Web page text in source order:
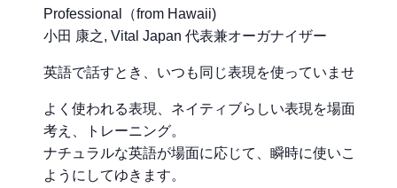
Professional（from Hawaii)
小田 康之, Vital Japan 代表兼オーガナイザー
英語で話すとき、いつも同じ表現を使っていませんか？
よく使われる表現、ネイティブらしい表現を場面ごとに
考え、トレーニング。
ナチュラルな英語が場面に応じて、瞬時に使いこなせる
ようにしてゆきます。